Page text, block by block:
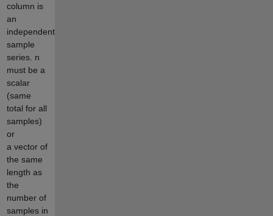
column is
an
independent
sample
series. n
must be a
scalar
(same
total for all
samples)
or
a vector of
the same
length as
the
number of
samples in